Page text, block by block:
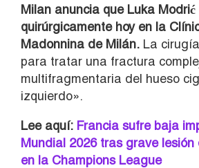
Milan anuncia que Luka
quirúrgicamente hoy en la
Madonnina de Milán. La
para tratar una fractura
multifragmentaria del hueso
izquierdo».
Lee aquí: Francia sufre baja
Mundial 2026 tras grave
en la Champions League